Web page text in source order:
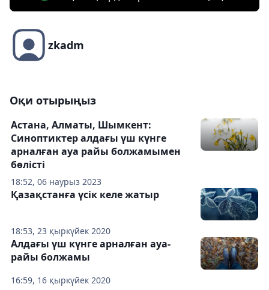
zkadm
Оқи отырыңыз
18:52, 06 наурыз 2023
Астана, Алматы, Шымкент:
Синоптиктер алдағы үш күнге
арналған ауа райы болжамымен
бөлісті
18:53, 23 қыркүйек 2020
Қазақстанға үсік келе жатыр
16:59, 16 қыркүйек 2020
Алдағы үш күнге арналған ауа-
райы болжамы